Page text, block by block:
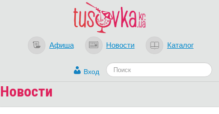
Афиша Новости Каталог
Вход
Новости